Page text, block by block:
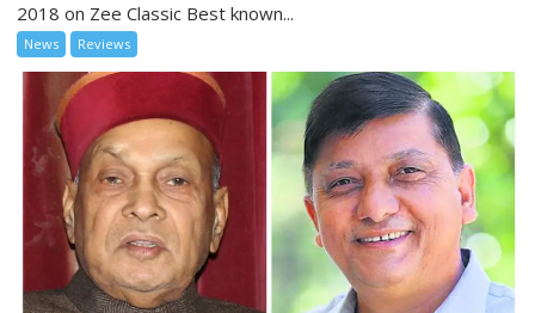
2018 on Zee Classic Best known...
News Reviews